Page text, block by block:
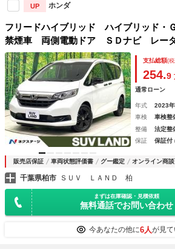
UP ホンダ
フリードハイブリッド ハイブリッド・
禁煙車 両側電動ドア ＳＤナビ レー
脱警報 シートヒーター ＬＥＤヘッド
クハイビーム バックカメラ Ｂｌｕ
オートエアコン スマートキー
支払総額(
254.9
通常ローン
年式 2023年
車検
車検整
整備
法定整
保証
保証付
販売店保証 車両状態評価書 グー鑑定 オンライン商
千葉県柏市 ＳＵＶ ＬＡＮＤ 柏
まずは在庫確認・見積依頼
無料通話でお問い合わせ
今あなたの他に6人が見